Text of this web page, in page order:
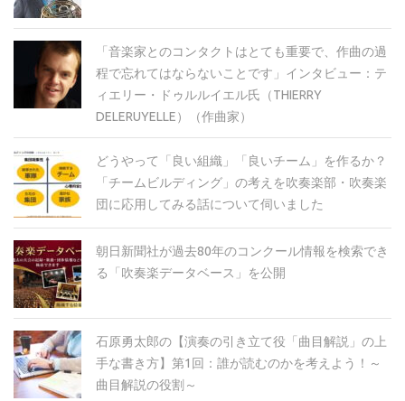
「音楽家とのコンタクトはとても重要で、作曲の過
程で忘れてはならないことです」インタビュー：テ
ィエリー・ドゥルルイエル氏（THIERRY
DELERUYELLE）（作曲家）
どうやって「良い組織」「良いチーム」を作るか？
「チームビルディング」の考えを吹奏楽部・吹奏楽
団に応用してみる話について伺いました
朝日新聞社が過去80年のコンクール情報を検索でき
る「吹奏楽データベース」を公開
石原勇太郎の【演奏の引き立て役「曲目解説」の上
手な書き方】第1回：誰が読むのかを考えよう！～
曲目解説の役割～